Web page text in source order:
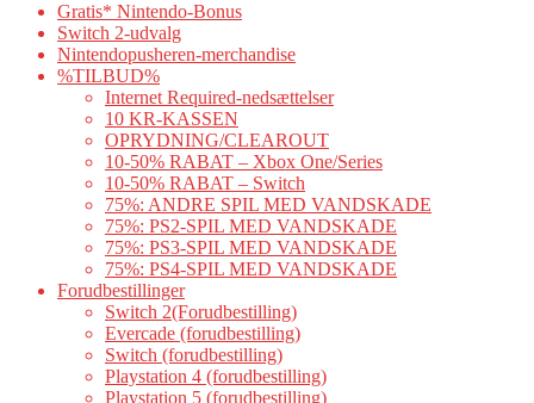
Gratis* Nintendo-Bonus
Switch 2-udvalg
Nintendopusheren-merchandise
%TILBUD%
Internet Required-nedsættelser
10 KR-KASSEN
OPRYDNING/CLEAROUT
10-50% RABAT – Xbox One/Series
10-50% RABAT – Switch
75%: ANDRE SPIL MED VANDSKADE
75%: PS2-SPIL MED VANDSKADE
75%: PS3-SPIL MED VANDSKADE
75%: PS4-SPIL MED VANDSKADE
Forudbestillinger
Switch 2(Forudbestilling)
Evercade (forudbestilling)
Switch (forudbestilling)
Playstation 4 (forudbestilling)
Playstation 5 (forudbestilling)